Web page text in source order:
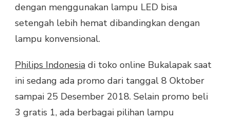
dengan menggunakan lampu LED bisa
setengah lebih hemat dibandingkan dengan
lampu konvensional.
Philips Indonesia di toko online Bukalapak saat
ini sedang ada promo dari tanggal 8 Oktober
sampai 25 Desember 2018. Selain promo beli
3 gratis 1, ada berbagai pilihan lampu